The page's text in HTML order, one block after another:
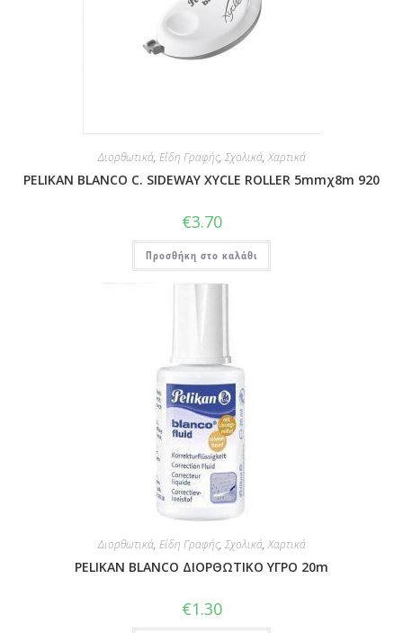
Διορθωτικά, Είδη Γραφής, Σχολικά,Χαρτικά
PELIKAN BLANCO C. SIDEWAY XYCLE ROLLER 5mmχ8m 920
€3.70
Προσθήκη στο καλάθι
Διορθωτικά, Είδη Γραφής, Σχολικά,Χαρτικά
PELIKAN BLANCO ΔΙΟΡΘΩΤΙΚΟ ΥΓΡΟ 20m
€1.30